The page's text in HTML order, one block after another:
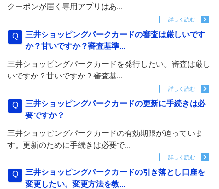
クーポンが届く専用アプリはあ...
詳しく読む
三井ショッピングパークカードの審査は厳しいです
か？甘いですか？審査基準...
三井ショッピングパークカードを発行したい。審査は厳し
いですか？甘いですか？審査基...
詳しく読む
三井ショッピングパークカードの更新に手続きは必
要ですか？
三井ショッピングパークカードの有効期限が迫っていま
す。更新のために手続きは必要で...
詳しく読む
三井ショッピングパークカードの引き落とし口座を
変更したい。変更方法を教...